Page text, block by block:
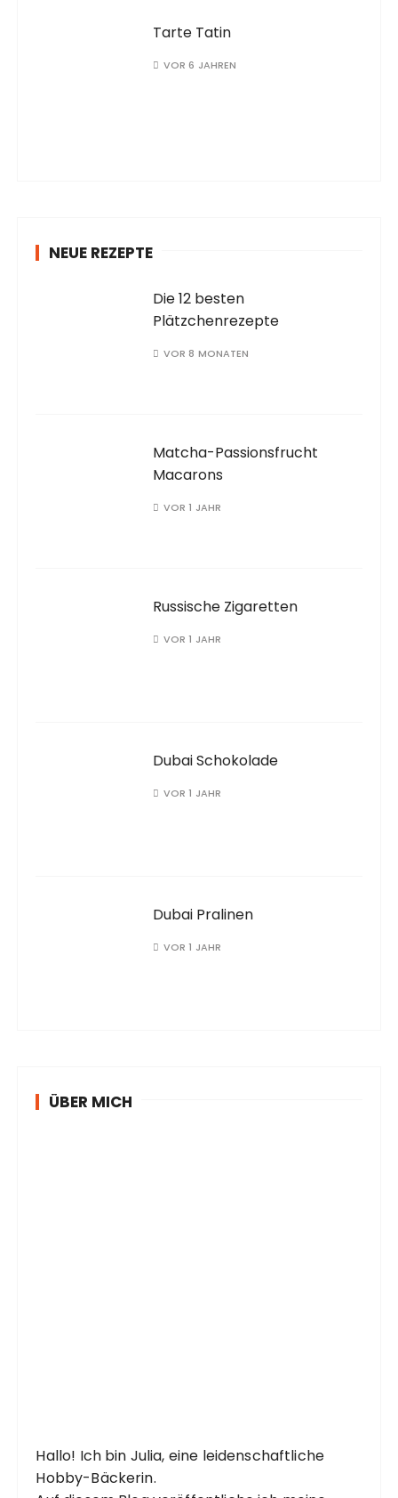
Tarte Tatin
VOR 6 JAHREN
NEUE REZEPTE
Die 12 besten
Plätzchenrezepte
VOR 8 MONATEN
Matcha-Passionsfrucht
Macarons
VOR 1 JAHR
Russische Zigaretten
VOR 1 JAHR
Dubai Schokolade
VOR 1 JAHR
Dubai Pralinen
VOR 1 JAHR
ÜBER MICH
Hallo! Ich bin Julia, eine leidenschaftliche
Hobby-Bäckerin.